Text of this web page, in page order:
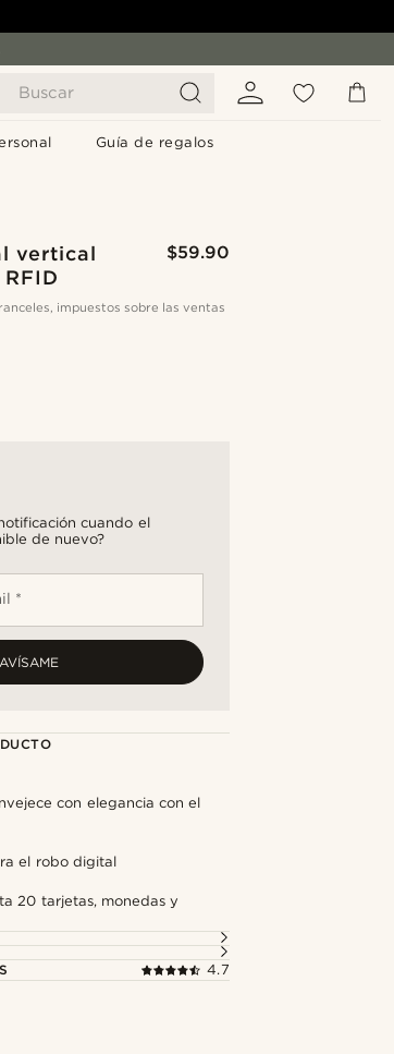
Buscar
Guía de regalos
vertical
$59.90
impuestos sobre las ventas
cuando el
de nuevo?
*
AVÍSAME
con elegancia con el
el robo digital
20 tarjetas, monedas y
4.7